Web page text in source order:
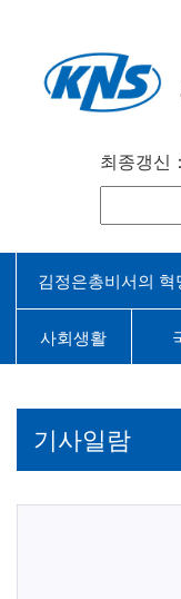
최종갱신
김정은총비서의 혁
사회생활
기사일람